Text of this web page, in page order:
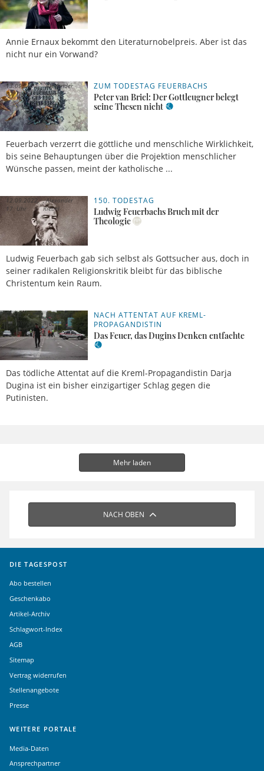
Annie Ernaux bekommt den Literaturnobelpreis. Aber ist das
nicht nur ein Vorwand?
ZUM TODESTAG FEUERBACHS
Peter van Briel: Der Gottleugner belegt
seine Thesen nicht
Feuerbach verzerrt die göttliche und menschliche Wirklichkeit,
bis seine Behauptungen über die Projektion menschlicher
Wünsche passen, meint der katholische ...
13.09.2022,
07 Uhr
Alexander
Riebel
150. TODESTAG
Ludwig Feuerbachs Bruch mit der
Theologie
Ludwig Feuerbach gab sich selbst als Gottsucher aus, doch in
seiner radikalen Religionskritik bleibt für das biblische
Christentum kein Raum.
12.09.2022,
17 Uhr
Alexander
Riebel
NACH ATTENTAT AUF KREML-
PROPAGANDISTIN
Das Feuer, das Dugins Denken entfachte
Das tödliche Attentat auf die Kreml-Propagandistin Darja
Dugina ist ein bisher einzigartiger Schlag gegen die
Putinisten.
22.08.2022,
18 Uhr
Alexander
Riebel
Mehr laden
NACH OBEN
DIE TAGESPOST
Abo bestellen
Geschenkabo
Artikel-Archiv
Schlagwort-Index
AGB
Sitemap
Vertrag widerrufen
Stellenangebote
Presse
WEITERE PORTALE
Media-Daten
Ansprechpartner